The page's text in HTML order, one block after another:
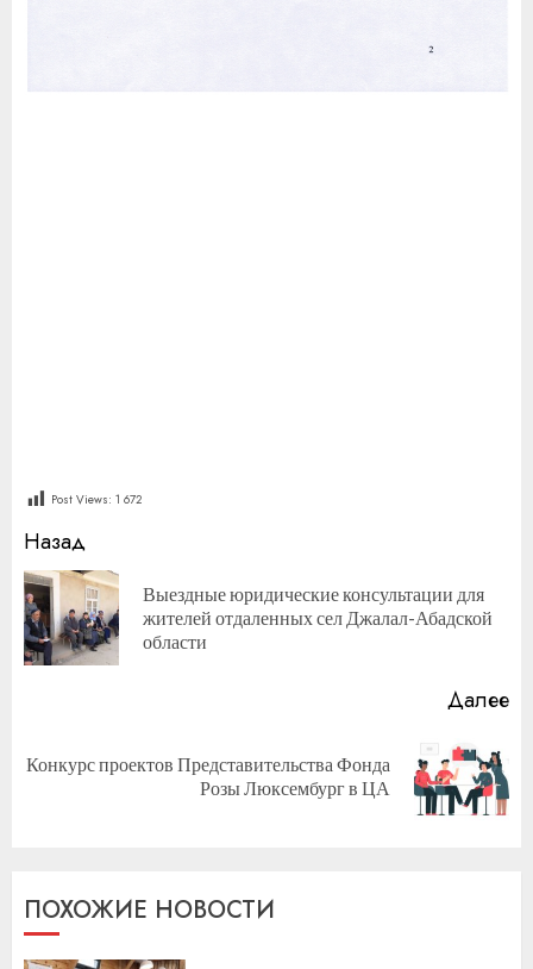
Post Views: 1 672
Продолжить
чтение
Назад
Выездные юридические консультации для
жителей отдаленных сел Джалал-Абадской
области
Далее
Следующая
Конкурс проектов Представительства Фонда
Розы Люксембург в ЦА
ПОХОЖИЕ НОВОСТИ